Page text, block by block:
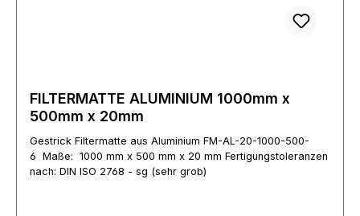
FILTERMATTE ALUMINIUM 1000mm x
500mm x 20mm
Gestrick Filtermatte aus Aluminium FM-AL-20-1000-500-
6 Maße: 1000 mm x 500 mm x 20 mm Fertigungstoleranzen
nach: DIN ISO 2768 - sg (sehr grob)